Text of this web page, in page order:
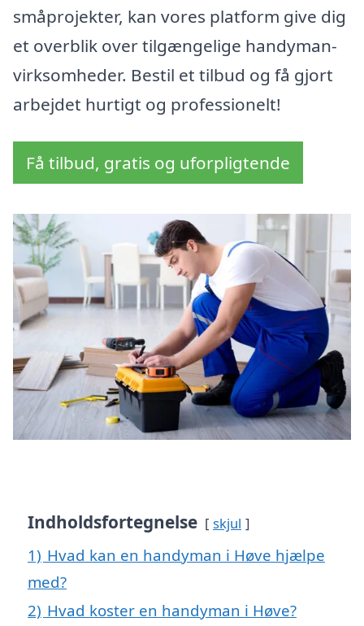
småprojekter, kan vores platform give dig
et overblik over tilgængelige handyman-
virksomheder. Bestil et tilbud og få gjort
arbejdet hurtigt og professionelt!
Få tilbud, gratis og uforpligtende
Indholdsfortegnelse skjul
1) Hvad kan en handyman i Høve hjælpe
med?
2) Hvad koster en handyman i Høve?